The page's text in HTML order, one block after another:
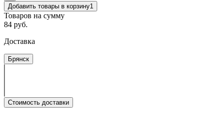
Добавить товары в корзину1
Товаров на сумму
84 руб.
Доставка
Брянск
Стоимость доставки